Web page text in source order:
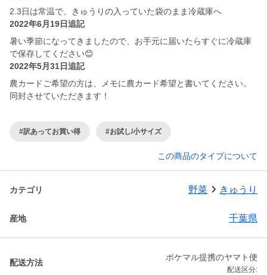
2.3日は常温で、きゅうりの入っていた袋のまま冷蔵庫へ
2022年6月19日追記
暑い季節になってきましたので、お手元に届いたらすぐに冷蔵庫
で保存してください😊
2022年5月31日追記
農カードご希望の方は、メモに農カード希望と書いてください。
同封させていただきます！
#訳あってお買い得 #お試し/小サイズ
この商品のタイプについて
カテゴリ 野菜 きゅうり
産地 千葉県
配送方法
ポケマル提携のヤマト便
配送区分: